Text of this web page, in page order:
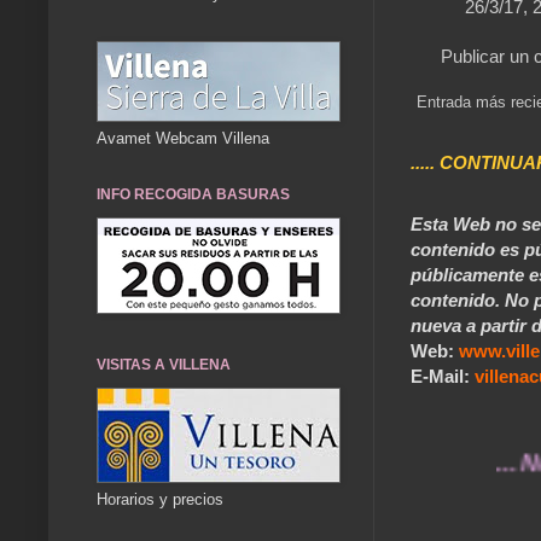
26/3/17,
Publicar un
Entrada más
.....
Esta Web no
contenido es
públicamente
contenido. No
nueva a partir
Web:
E-Mail:
...
Avamet Webcam Villena
INFO RECOGIDA BASURAS
VISITAS A VILLENA
Horarios y precios